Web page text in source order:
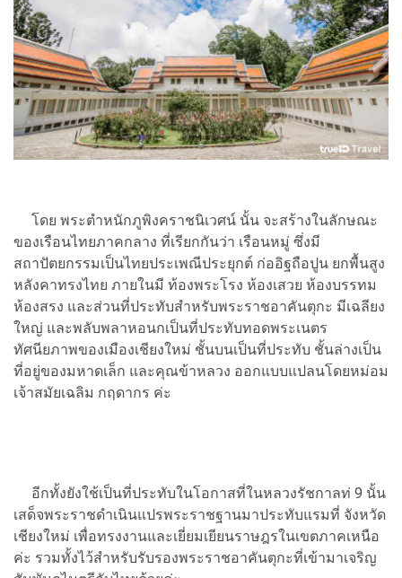
โดย พระตำหนักภูพิงคราชนิเวศน์ นั้น จะสร้างในลักษณะ
ของเรือนไทยภาคกลาง ที่เรียกกันว่า เรือนหมู่ ซึ่งมี
สถาปัตยกรรมเป็นไทยประเพณีประยุกต์ ก่ออิฐถือปูน ยกพื้นสูง
หลังคาทรงไทย ภายในมี ท้องพระโรง ห้องเสวย ห้องบรรทม
ห้องสรง และส่วนที่ประทับสำหรับพระราชอาคันตุกะ มีเฉลียง
ใหญ่ และพลับพลาหอนกเป็นที่ประทับทอดพระเนตร
ทัศนียภาพของเมืองเชียงใหม่ ชั้นบนเป็นที่ประทับ ชั้นล่างเป็น
ที่อยู่ของมหาดเล็ก และคุณข้าหลวง ออกแบบแปลนโดยหม่อม
เจ้าสมัยเฉลิม กฤดากร ค่ะ
อีกทั้งยังใช้เป็นที่ประทับในโอกาสที่ในหลวงรัชกาลท่ 9 นั้น
เสด็จพระราชดำเนินแปรพระราชฐานมาประทับแรมที่ จังหวัด
เชียงใหม่ เพื่อทรงงานและเยี่ยมเยียนราษฎรในเขตภาคเหนือ
ค่ะ รวมทั้งไว้สำหรับรับรองพระราชอาคันตุกะที่เข้ามาเจริญ